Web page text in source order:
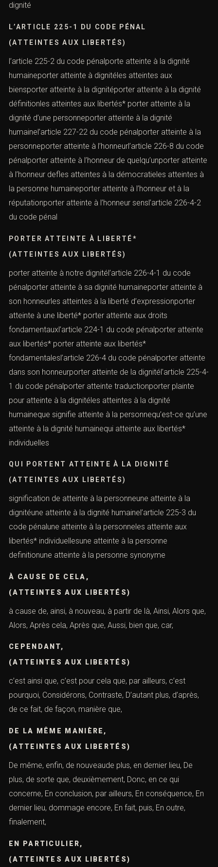
dignité
L’ARTICLE 225-1 DU CODE PÉNAL
(ATTEINTES AUX LIBERTÉS)
l’article 225-2 du code pénalporte atteinte à la dignité
humaineporter atteinte à dignitéles atteintes aux
biensporter atteinte à la dignitéporter atteinte à la dignité
définitionles atteintes aux libertés* porter atteinte à la
dignité d’une personneporter atteinte à la dignité
humainel’article 227-22 du code pénalporter atteinte à la
personneporter atteinte à l’honneurl’article 226-8 du code
pénalporter atteinte à l’honneur de quelqu’unporter atteinte
à l’honneur defles atteintes à la démocratieles atteintes à
la personne humaineporter atteinte à l’honneur et à la
réputationporter atteinte à l’honneur sensl’article 226-4-2
du code pénal
PORTER ATTEINTE À LIBERTÉ*
(ATTEINTES AUX LIBERTÉS)
porter atteinte à notre dignitél’article 226-4-1 du code
pénalporter atteinte à sa dignité humaineporter atteinte à
son honneurles atteintes à la liberté d’expressionporter
atteinte à une liberté* porter atteinte aux droits
fondamentauxl’article 224-1 du code pénalporter atteinte
aux libertés* porter atteinte aux libertés*
fondamentalesl’article 226-4 du code pénalporter atteinte
dans son honneurporter atteinte de la dignitél’article 225-4-
1 du code pénalporter atteinte traductionporter plainte
pour atteinte à la dignitéles atteintes à la dignité
humaineque signifie atteinte à la personnequ’est-ce qu’une
atteinte à la dignité humainequi atteinte aux libertés*
individuelles
QUI PORTENT ATTEINTE À LA DIGNITÉ
(ATTEINTES AUX LIBERTÉS)
signification de atteinte à la personneune atteinte à la
dignitéune atteinte à la dignité humainel’article 225-3 du
code pénalune atteinte à la personneles atteinte aux
libertés* individuellesune atteinte à la personne
definitionune atteinte à la personne synonyme
À CAUSE DE CELA,
(ATTEINTES AUX LIBERTÉS)
à cause de, ainsi, à nouveau, à partir de là, Ainsi, Alors que,
Alors, Après cela, Après que, Aussi, bien que, car,
CEPENDANT,
(ATTEINTES AUX LIBERTÉS)
c’est ainsi que, c’est pour cela que, par ailleurs, c’est
pourquoi, Considérons, Contraste, D’autant plus, d’après,
de ce fait, de façon, manière que,
DE LA MÊME MANIÈRE,
(ATTEINTES AUX LIBERTÉS)
De même, enfin, de nouveaude plus, en dernier lieu, De
plus, de sorte que, deuxièmement, Donc, en ce qui
concerne, En conclusion, par ailleurs, En conséquence, En
dernier lieu, dommage encore, En fait, puis, En outre,
finalement,
EN PARTICULIER,
(ATTEINTES AUX LIBERTÉS)